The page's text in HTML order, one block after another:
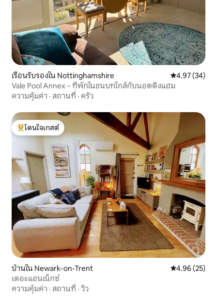
เรือนรับรองใน Nottinghamshire คะแนนเฉลี่ย
4.97 (34)
Vale Pool Annex – ที่พักในชนบทใกล้กับนอตติงแฮม
ความคุ้มค่า · สถานที่ · ครัว
โดนใจเกสต์ที่สุด
โดนใจเกสต์
บ้านใน Newark-on-Trent คะแนนเฉลี่ย
4.96 (25)
เดอะแอนเน็กซ์
ความคุ้มค่า · สถานที่ · วิว